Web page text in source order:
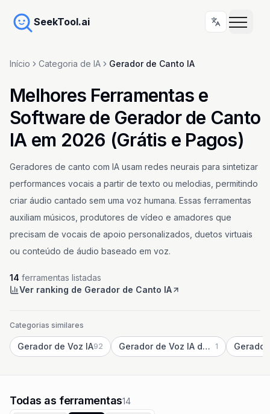
SeekTool.ai
Início Categoria de IA Gerador de Canto IA
Melhores Ferramentas e
Software de Gerador de Canto
IA em 2026 (Grátis e Pagos)
Geradores de canto com IA usam redes neurais para sintetizar
performances vocais a partir de texto ou melodias, permitindo
criar áudio cantado sem uma voz humana. Essas ferramentas
auxiliam músicos, produtores de vídeo e amadores que
precisam de vocais de apoio personalizados, duetos virtuais
ou conteúdo de áudio baseado em voz.
14 ferramentas listadas
Ver ranking de Gerador de Canto IA
Categorias similares
Gerador de Voz IA92 Gerador de Voz IA do TikTok 1
Todas as ferramentas14